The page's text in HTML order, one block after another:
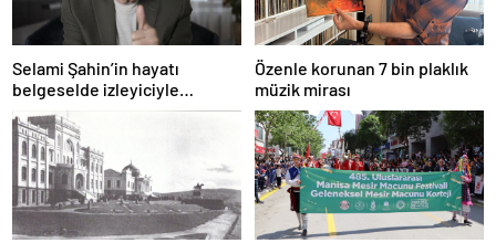
Selami Şahin’in hayatı
belgeselde izleyiciyle
buluşacak
Özenle korunan 7 bin plaklık
müzik mirası